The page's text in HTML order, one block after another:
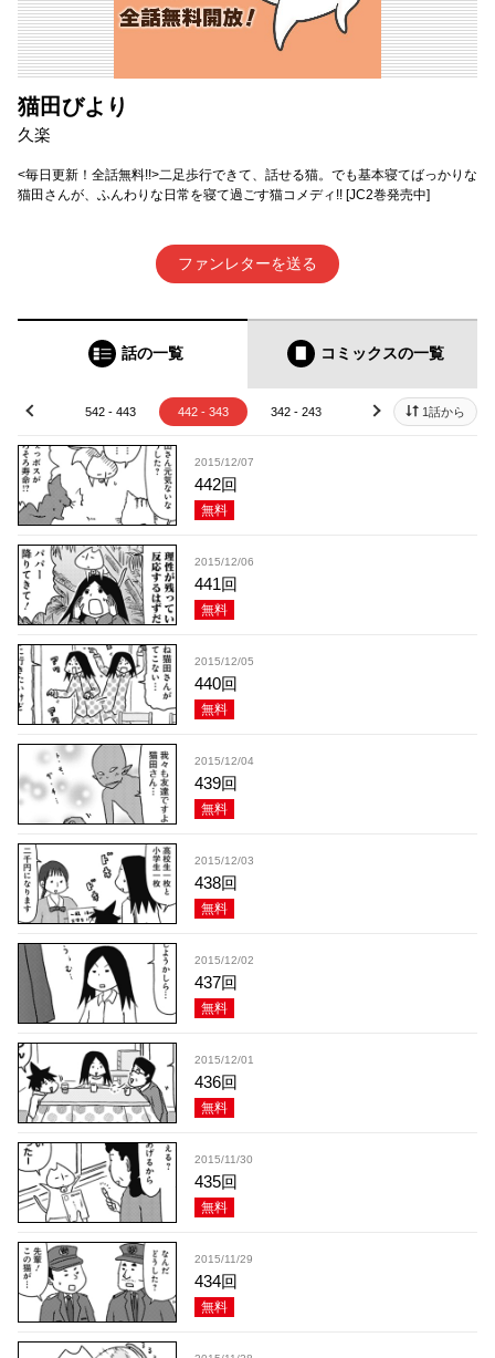
猫田びより
久楽
<毎日更新！全話無料!!>二足歩行できて、話せる猫。でも基本寝てばっかりな
猫田さんが、ふんわりな日常を寝て過ごす猫コメディ!! [JC2巻発売中]
ファンレターを送る
話の一覧 コミックスの一覧
- 543 542 - 443 442 - 343 342 - 243 242 - 143 142 -
prev next 1話から
2015/12/07
442回
無料
2015/12/06
441回
無料
2015/12/05
440回
無料
2015/12/04
439回
無料
2015/12/03
438回
無料
2015/12/02
437回
無料
2015/12/01
436回
無料
2015/11/30
435回
無料
2015/11/29
434回
無料